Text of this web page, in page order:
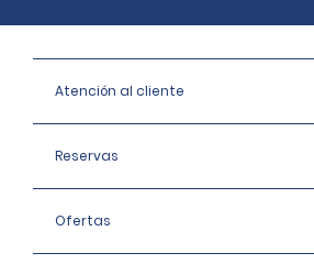
Atención al cliente
Reservas
Ofertas